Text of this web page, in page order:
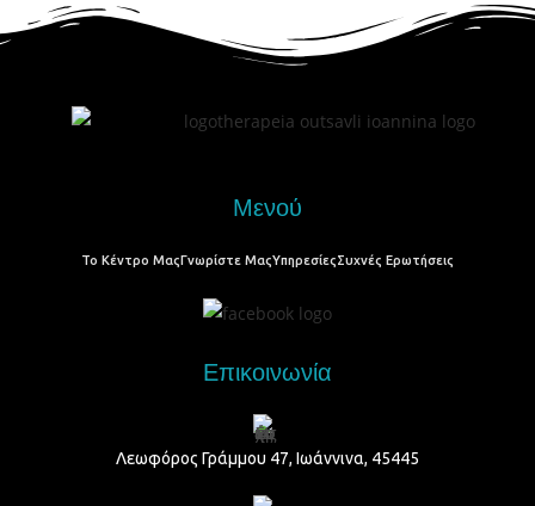
Μενού
Το Κέντρο ΜαςΓνωρίστε ΜαςΥπηρεσίεςΣυχνές Ερωτήσεις
Επικοινωνία
Λεωφόρος Γράμμου 47, Ιωάννινα, 45445